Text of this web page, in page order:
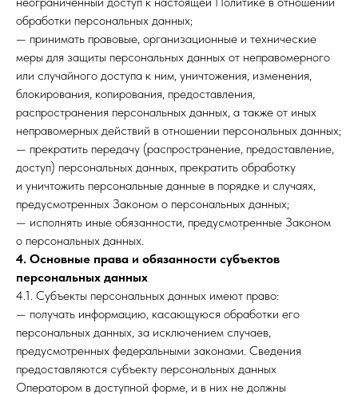
обработки персональных данных;
— принимать правовые, организационные и технические
меры для защиты персональных данных от неправомерного
или случайного доступа к ним, уничтожения, изменения,
блокирования, копирования, предоставления,
распространения персональных данных, а также от иных
неправомерных действий в отношении персональных данных;
— прекратить передачу (распространение, предоставление,
доступ) персональных данных, прекратить обработку
и уничтожить персональные данные в порядке и случаях,
предусмотренных Законом о персональных данных;
— исполнять иные обязанности, предусмотренные Законом
о персональных данных.
4. Основные права и обязанности субъектов
персональных данных
4.1. Субъекты персональных данных имеют право:
— получать информацию, касающуюся обработки его
персональных данных, за исключением случаев,
предусмотренных федеральными законами. Сведения
предоставляются субъекту персональных данных
Оператором в доступной форме, и в них не должны